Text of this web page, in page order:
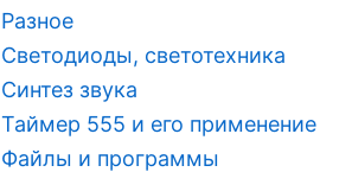
Разное
Светодиоды, светотехника
Синтез звука
Таймер 555 и его применение
Файлы и программы